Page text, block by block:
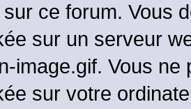
ce forum. Vous
sur un serveur
image.gif. Vous
sur votre